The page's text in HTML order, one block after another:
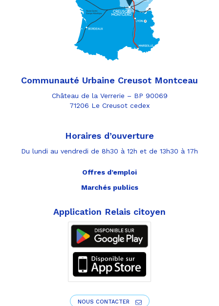
Communauté Urbaine Creusot Montceau
Château de la Verrerie – BP 90069
71206 Le Creusot cedex
Horaires d’ouverture
Du lundi au vendredi de 8h30 à 12h et de 13h30 à 17h
Offres d’emploi
Marchés publics
Application Relais citoyen
NOUS CONTACTER